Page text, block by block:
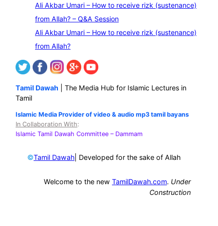
Ali Akbar Umari – How to receive rizk (sustenance)
from Allah? – Q&A Session
Ali Akbar Umari – How to receive rizk (sustenance)
from Allah?
Tamil Dawah | The Media Hub for Islamic Lectures in
Tamil
Islamic Media Provider of video & audio mp3 tamil bayans
In Collaboration With:
Islamic Tamil Dawah Committee – Dammam
©Tamil Dawah | Developed for the sake of Allah
Welcome to the new TamilDawah.com. Under
Construction